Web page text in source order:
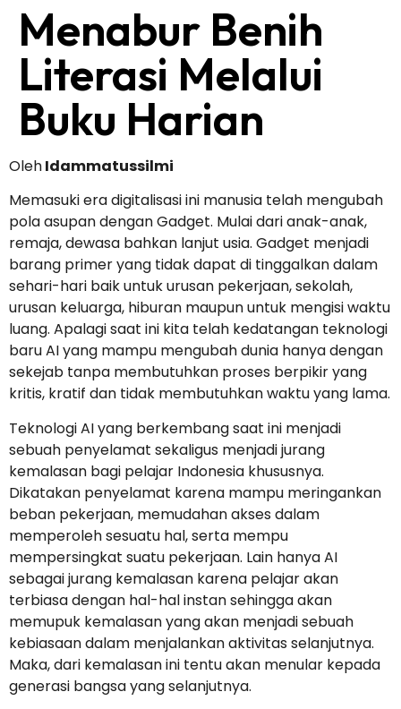
Menabur Benih
Literasi Melalui
Buku Harian
OlehIdammatussilmi
Memasuki era digitalisasi ini manusia telah mengubah
pola asupan dengan Gadget. Mulai dari anak-anak,
remaja, dewasa bahkan lanjut usia. Gadget menjadi
barang primer yang tidak dapat di tinggalkan dalam
sehari-hari baik untuk urusan pekerjaan, sekolah,
urusan keluarga, hiburan maupun untuk mengisi waktu
luang. Apalagi saat ini kita telah kedatangan teknologi
baru AI yang mampu mengubah dunia hanya dengan
sekejab tanpa membutuhkan proses berpikir yang
kritis, kratif dan tidak membutuhkan waktu yang lama.
Teknologi AI yang berkembang saat ini menjadi
sebuah penyelamat sekaligus menjadi jurang
kemalasan bagi pelajar Indonesia khususnya.
Dikatakan penyelamat karena mampu meringankan
beban pekerjaan, memudahan akses dalam
memperoleh sesuatu hal, serta mempu
mempersingkat suatu pekerjaan. Lain hanya AI
sebagai jurang kemalasan karena pelajar akan
terbiasa dengan hal-hal instan sehingga akan
memupuk kemalasan yang akan menjadi sebuah
kebiasaan dalam menjalankan aktivitas selanjutnya.
Maka, dari kemalasan ini tentu akan menular kepada
generasi bangsa yang selanjutnya.